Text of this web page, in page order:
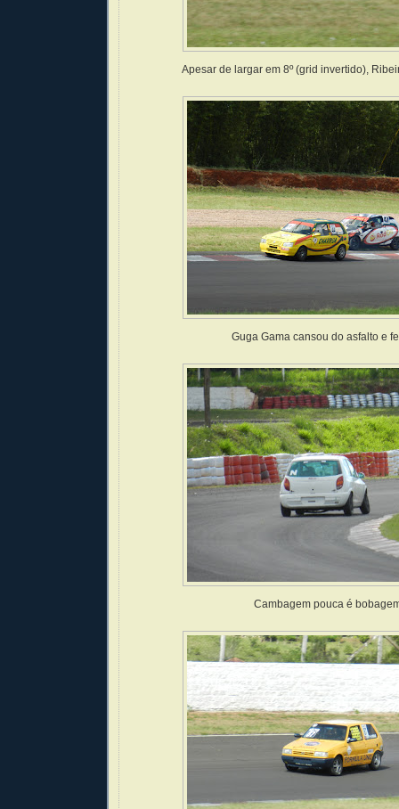
Apesar de largar em 8º (grid invertido),
Guga Gama cansou do asfalto e
Cambagem pouca é